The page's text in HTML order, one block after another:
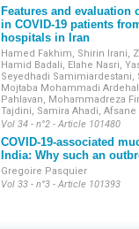
Under no
final
The
Features and evaluation
in COVID-19 patients
hospitals in Iran
Hamed Fakhim, Shirin Irani,
Hamid Badali, Elahe Nasri,
Seyedhadi Samimiardestani,
Mojtaba Mohammadi
Pahlavan, Mohammadreza
Tajdini, Samira Ahadi, Afsane
Vol 34 - n°2 - Article 101480
COVID-19-associated
India: Why such an
Gregoire Pasquier
Vol 33 - n°3 - Article 101393